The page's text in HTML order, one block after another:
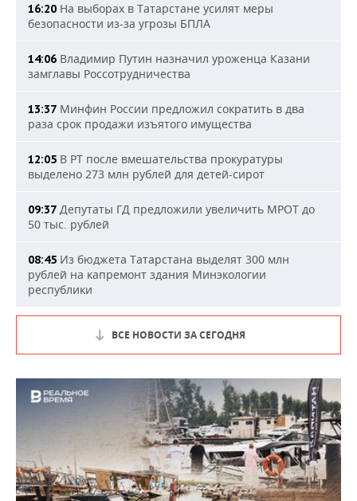
16:20 На выборах в Татарстане усилят меры
безопасности из-за угрозы БПЛА
14:06 Владимир Путин назначил уроженца Казани
замглавы Россотрудничества
13:37 Минфин России предложил сократить в два
раза срок продажи изъятого имущества
12:05 В РТ после вмешательства прокуратуры
выделено 273 млн рублей для детей-сирот
09:37 Депутаты ГД предложили увеличить МРОТ до
50 тыс. рублей
08:45 Из бюджета Татарстана выделят 300 млн
рублей на капремонт здания Минэкологии
республики
ВСЕ НОВОСТИ ЗА СЕГОДНЯ